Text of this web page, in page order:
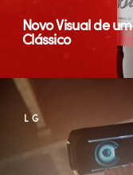
Novo Visual de um
Clássico
LG